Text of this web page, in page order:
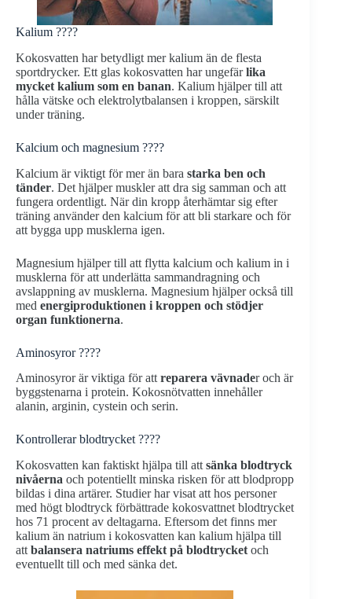
Kalium ????
Kokosvatten har betydligt mer kalium än de flesta
sportdrycker. Ett glas kokosvatten har ungefärlika
mycket kalium som en banan. Kalium hjälper till att
hålla vätske och elektrolytbalansen i kroppen, särskilt
under träning.
Kalcium och magnesium ????
Kalcium är viktigt för mer än bara starka ben och
tänder. Det hjälper muskler att dra sig samman och att
fungera ordentligt. När din kropp återhämtar sig efter
träning använder den kalcium för att bli starkare och för
att bygga upp musklerna igen.
Magnesium hjälper till att flytta kalcium och kalium in i
musklerna för att underlätta sammandragning och
avslappning av musklerna. Magnesium hjälper också till
med energiproduktionen i kroppen och stödjer
organ funktionerna.
Aminosyror ????
Aminosyror är viktiga för att reparera vävnader och är
byggstenarna i protein. Kokosnötvatten innehåller
alanin, arginin, cystein och serin.
Kontrollerar blodtrycket ????
Kokosvatten kan faktiskt hjälpa till att sänka blodtryck
nivåerna och potentiellt minska risken för att blodpropp
bildas i dina artärer. Studier har visat att hos personer
med högt blodtryck förbättrade kokosvattnet blodtrycket
hos 71 procent av deltagarna. Eftersom det finns mer
kalium än natrium i kokosvatten kan kalium hjälpa till
att balansera natriums effekt på blodtrycket och
eventuellt till och med sänka det.